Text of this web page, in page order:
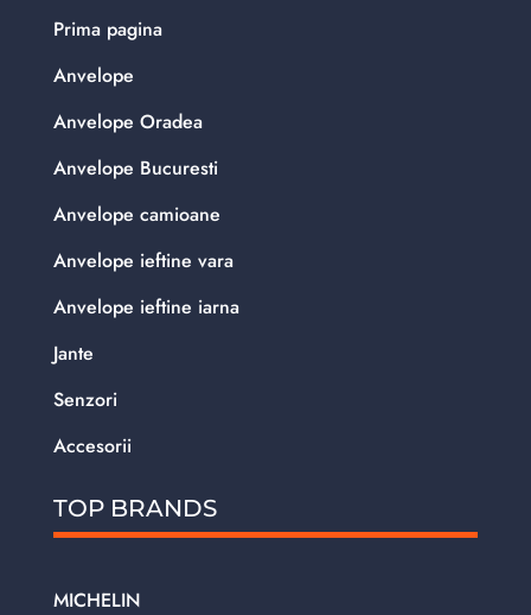
Prima pagina
Anvelope
Anvelope Oradea
Anvelope Bucuresti
Anvelope camioane
Anvelope ieftine vara
Anvelope ieftine iarna
Jante
Senzori
Accesorii
TOP BRANDS
MICHELIN